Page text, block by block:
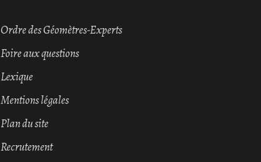
Ordre des Géomètres-Experts
Foire aux questions
Lexique
Mentions légales
Plan du site
Recrutement